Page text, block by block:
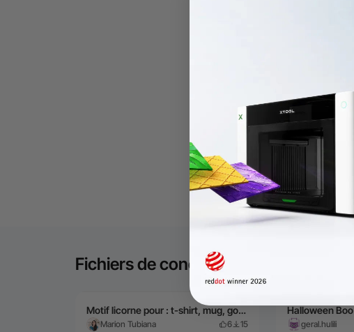
Fichiers de conception
Motif licorne pour : t-shirt, mug, gourde et planche à découper... texte anglais et français
Marion Tubiana 6 15
Halloween Boo
geral.hulili